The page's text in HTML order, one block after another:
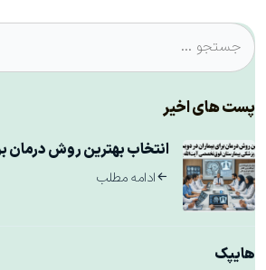
پست های اخیر
انتخاب بهترین روش درمان
ادامه مطلب
هایپک